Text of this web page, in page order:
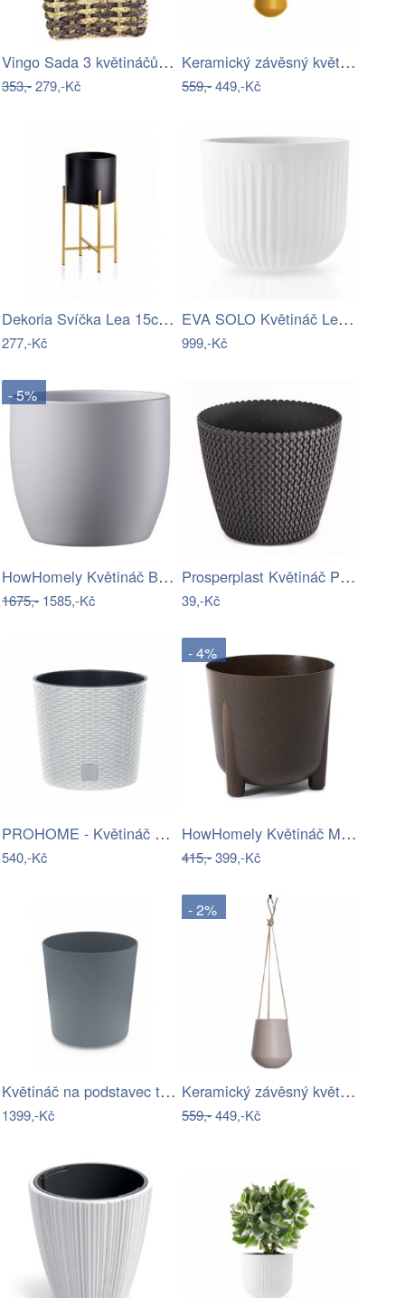
Vingo Sada 3 květináčů z vodního…
353,-279,-Kč
Keramický závěsný květináč ø 13,5 cm…
559,-449,-Kč
Dekoria Svíčka Lea 15cm coffee, 7 x 15…
277,-Kč
EVA SOLO Květináč Legio Nova malý, bílý
999,-Kč
- 5%
HowHomely Květináč Betonic 60x40 cm…
1675,- 1585,-Kč
Prosperplast Květináč PLOWY ECO…
39,-Kč
PROHOME - Květináč Rato Round 30cm bílý
540,-Kč
- 4%
HowHomely Květináč MOSS ECO III 34 cm…
415,-399,-Kč
Květináč na podstavec tmavě šedý ZACK
1399,-Kč
- 2%
Keramický závěsný květináč ø 13,5 cm…
559,-449,-Kč